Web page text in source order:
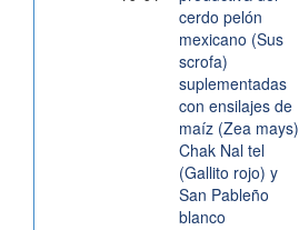
cerdo pelón
mexicano (Sus
scrofa)
suplementadas
con ensilajes de
maíz (Zea mays)
Chak Nal tel
(Gallito rojo) y
San Pableño
blanco